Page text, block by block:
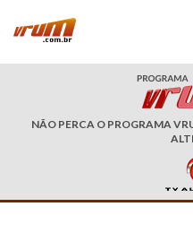
NÃO PERCA O PROGRAMA